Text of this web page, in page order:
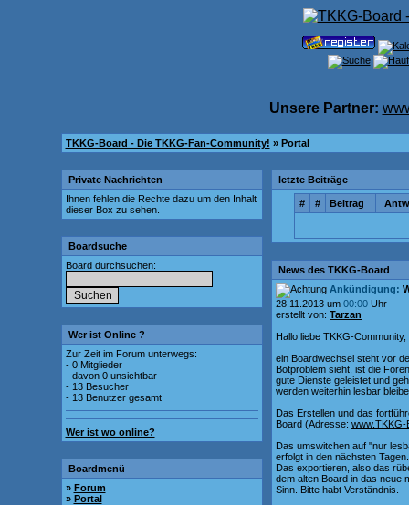
Unsere Partner:
TKKG-Board - Die TKKG-Fan-Community! » Portal
Private Nachrichten
Ihnen fehlen die Rechte dazu um den Inhalt
dieser Box zu sehen.
Boardsuche
Board durchsuchen:
Wer ist Online ?
Zur Zeit im Forum unterwegs:
- 0 Mitglieder
- davon 0 unsichtbar
- 13 Besucher
- 13 Benutzer gesamt
Wer ist wo online?
Boardmenü
» Forum
» Portal
letzte Beiträge
# # Beitrag
News des TKKG-Board
Ankündigung:
28.11.2013 um 00:00 Uhr
erstellt von: Tarzan
Hallo liebe TKKG-Community,
ein Boardwechsel steht vor
Botproblem sieht, ist die
gute Dienste geleistet und
werden weiterhin lesbar
Das Erstellen und das
Board (Adresse: www.TKKG-
Das umswitchen auf "nur
erfolgt in den nächsten
Das exportieren, also das
dem alten Board in das neue
Sinn. Bitte habt Verständnis.